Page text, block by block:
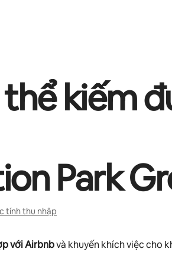
thể kiếm
Park
tính thu nhập
với Airbnbvà khuyến khích việc cho